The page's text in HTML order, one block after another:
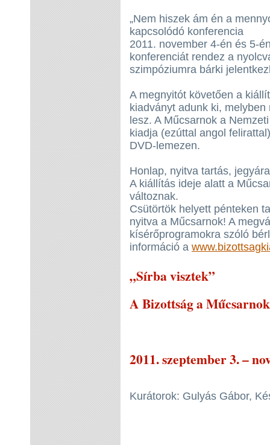
„Nem hiszek ám én a
kapcsolódó konferencia
2011. november 4-én és 5-
konferenciát rendez a
szimpóziumra bárki
A megnyitót követően a
kiadványt adunk ki,
lesz. A Műcsarnok a
kiadja (ezúttal angol
DVD-lemezen.
Honlap, nyitva tartás,
A kiállítás ideje alatt a
változnak.
Csütörtök helyett pénteken
nyitva a Műcsarnok! A
kísérőprogramokra szóló
információ a
„Sírba visztek”
A Bizottság a
2011. szeptember 3. –
Kurátorok: Gulyás Gábor,